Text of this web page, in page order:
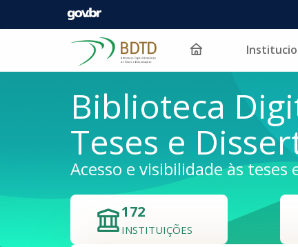
Pular para o conteúdo
Biblioteca
Teses e
Acesso e visibilidade às
172
INSTITUIÇÕES